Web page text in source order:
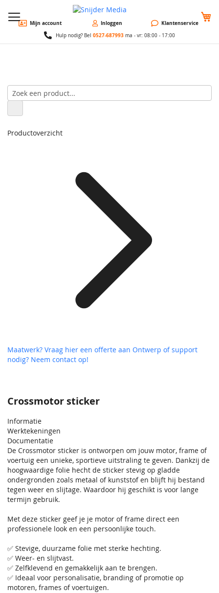
Mijn account Inloggen Klantenservice
Hulp nodig? Bel 0527-687993 ma - vr: 08:00 - 17:00
Crossmotor sticker
Informatie
Werktekeningen
Documentatie
De Crossmotor sticker is ontworpen om jouw motor, frame of
voertuig een unieke, sportieve uitstraling te geven. Dankzij de
hoogwaardige folie hecht de sticker stevig op gladde
ondergronden zoals metaal of kunststof en blijft hij bestand
tegen weer en slijtage. Waardoor hij geschikt is voor lange
termijn gebruik.
Met deze sticker geef je je motor of frame direct een
professionele look en een persoonlijke touch.
✅ Stevige, duurzame folie met sterke hechting.
✅ Weer- en slijtvast.
✅ Zelfklevend en gemakkelijk aan te brengen.
✅ Ideaal voor personalisatie, branding of promotie op
motoren, frames of voertuigen.
Productoverzicht
Maatwerk? Vraag hier een offerte aan Ontwerp of support
nodig? Neem contact op!